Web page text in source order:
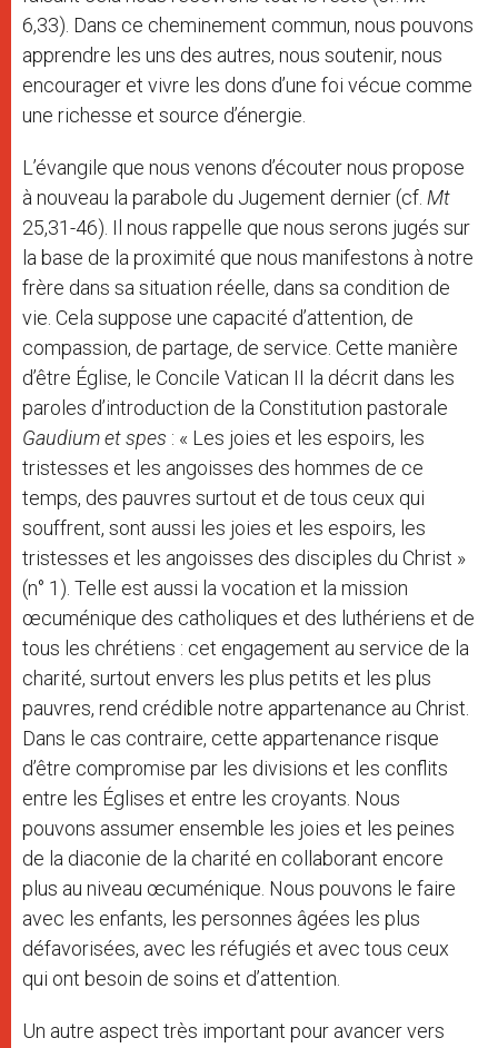
6,33). Dans ce cheminement commun, nous pouvons
apprendre les uns des autres, nous soutenir, nous
encourager et vivre les dons d’une foi vécue comme
une richesse et source d’énergie.
L’évangile que nous venons d’écouter nous propose
à nouveau la parabole du Jugement dernier (cf. Mt
25,31-46). Il nous rappelle que nous serons jugés sur
la base de la proximité que nous manifestons à notre
frère dans sa situation réelle, dans sa condition de
vie. Cela suppose une capacité d’attention, de
compassion, de partage, de service. Cette manière
d’être Église, le Concile Vatican II la décrit dans les
paroles d’introduction de la Constitution pastorale
Gaudium et spes : « Les joies et les espoirs, les
tristesses et les angoisses des hommes de ce
temps, des pauvres surtout et de tous ceux qui
souffrent, sont aussi les joies et les espoirs, les
tristesses et les angoisses des disciples du Christ »
(n° 1). Telle est aussi la vocation et la mission
œcuménique des catholiques et des luthériens et de
tous les chrétiens : cet engagement au service de la
charité, surtout envers les plus petits et les plus
pauvres, rend crédible notre appartenance au Christ.
Dans le cas contraire, cette appartenance risque
d’être compromise par les divisions et les conflits
entre les Églises et entre les croyants. Nous
pouvons assumer ensemble les joies et les peines
de la diaconie de la charité en collaborant encore
plus au niveau œcuménique. Nous pouvons le faire
avec les enfants, les personnes âgées les plus
défavorisées, avec les réfugiés et avec tous ceux
qui ont besoin de soins et d’attention.
Un autre aspect très important pour avancer vers